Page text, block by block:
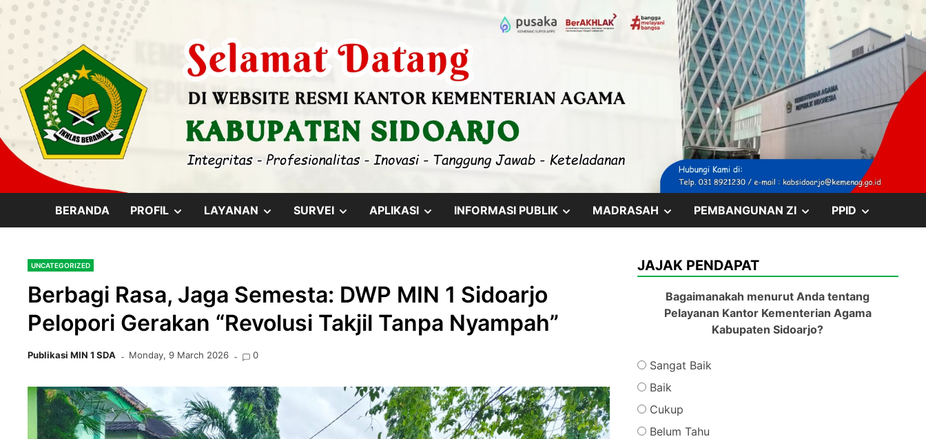
content
Skip
BERANDA PROFIL SHOWLAYANAN SHOWSURVEI SHOWAPLIKASI SHOWINFORMASI PUBLIK SHOWMADRASAH SHOW
MENU
PEMBANGUNAN ZI SHOW
MENU
PPID
MENU
UNCATEGORIZED
Berbagi Rasa, Jaga Semesta: DWP MIN 1 Sidoarjo
Pelopori Gerakan “Revolusi Takjil Tanpa Nyampah”
Publikasi MIN 1 SDA Monday, 9 March 2026 0
JAJAK PENDAPAT
Bagaimanakah menurut Anda tentang
Pelayanan Kantor Kementerian Agama
Kabupaten Sidoarjo?
Sangat Baik
Baik
Cukup
Belum Tahu